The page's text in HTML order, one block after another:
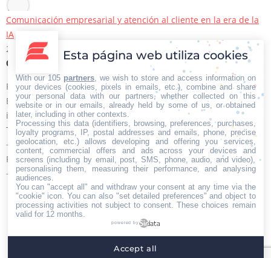
Comunicación empresarial y atención al cliente en la era de la
IA
22/06/2026
Contacto Iberian Press
Principales vías de contacto:
E-mail:
info@iberianpress.es
Teléfono:
+34 911863556
Fax:
+34 911863556
Encuéntranos en:
Facebook
page
X
page
YouTube
page
Rss
page
Home Quiénes somos Servicios Contacto
Esta página web utiliza cookies
With our 105 partners , we wish to store and access information on
your devices (cookies, pixels in emails, etc.), combine and share
your personal data with our partners, whether collected on this
website or in our emails, already held by some of us, or obtained
later, including in other contexts.
Processing this data (identifiers, browsing, preferences, purchases,
loyalty programs, IP, postal addresses and emails, phone, precise
geolocation, etc.) allows developing and offering you services,
content, commercial offers and ads across your devices and
screens (including by email, post, SMS, phone, audio, and video),
personalising them, measuring their performance, and analysing
audiences.
You can "accept all" and withdraw your consent at any time via the
"cookie" icon . You can also "set detailed preferences" and object to
processing activities not subject to consent. These choices remain
valid for 12 months.
powered by
Accept all